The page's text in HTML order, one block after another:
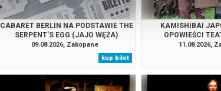
CABARET BERLIN NA PODSTAWIE THE
SERPENT'S EGG (JAJO WĘŻA)
INGMARA BERGMANA - PREMIERA!
09.08.2026, Zakopane
kup bilet
KAMISHIBAI
OPOWIEŚCI
11.08.2026,